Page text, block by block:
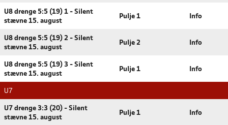
U8 drenge 5:5 (19) 1 - Silent
stævne 15. august
Pulje 1 Info
U8 drenge 5:5 (19) 2 - Silent
stævne 15. august
Pulje 2 Info
U8 drenge 5:5 (19) 3 - Silent
stævne 15. august
Pulje 1 Info
U7
U7 drenge 3:3 (20) - Silent
stævne 15. august
Pulje 1 Info